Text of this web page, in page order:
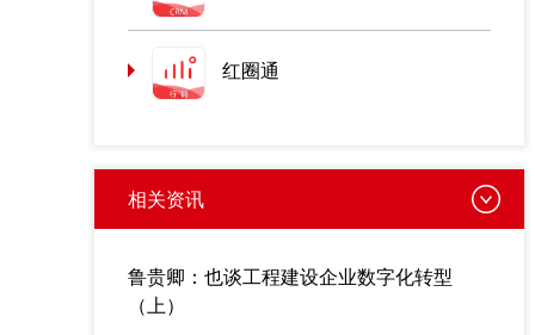
红圈通
相关资讯
鲁贵卿：也谈工程建设企业数字化转型
（上）